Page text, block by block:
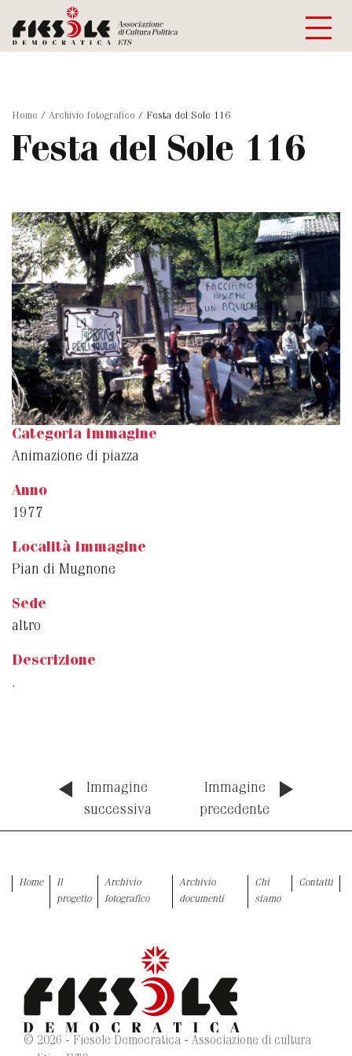
Home / Archivio fotografico / Festa del Sole 116
Festa del Sole 116
Categoria immagine
Animazione di piazza
Anno
1977
Località immagine
Pian di Mugnone
Sede
altro
Descrizione
.
Immagine
successiva
Immagine
precedente
Home
Il
progetto
Archivio
fotografico
Archivio
documenti
Chi
siamo
Contatti
© 2026 - Fiesole Democratica - Associazione di cultura